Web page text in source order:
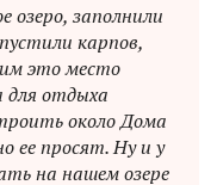
заполнили
карпов,
это место
для отдыха
около Дома
ее просят. Ну и у
на нашем озере